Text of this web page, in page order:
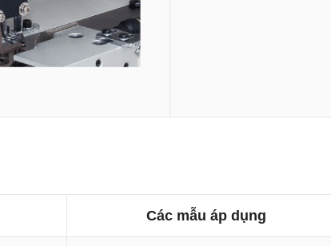
Các mẫu áp dụng